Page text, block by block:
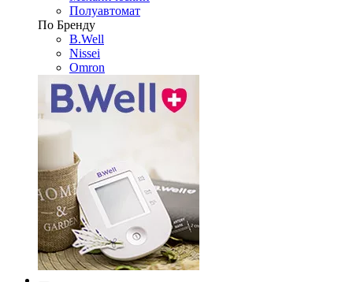
Полуавтомат
По Бренду
B.Well
Nissei
Omron